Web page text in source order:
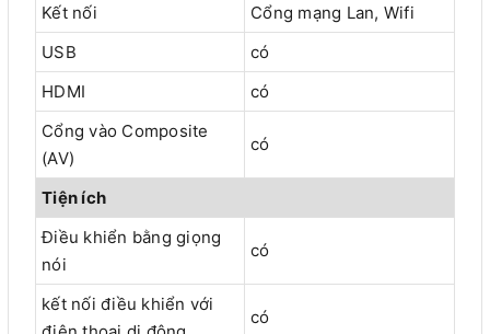
Kết nối
Cổng mạng Lan, Wifi
USB
có
HDMI
có
Cổng vào Composite
(AV)
có
Tiện ích
Điều khiển bằng giọng
nói
có
kết nối điều khiển với
có